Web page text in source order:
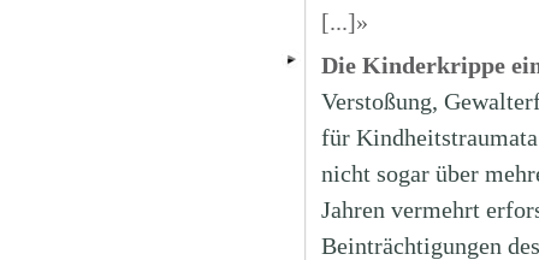
[...]»
Die Kinderkrippe
Verstoßung,
für
nicht sogar über
Jahren vermehrt
Beinträchtigungen